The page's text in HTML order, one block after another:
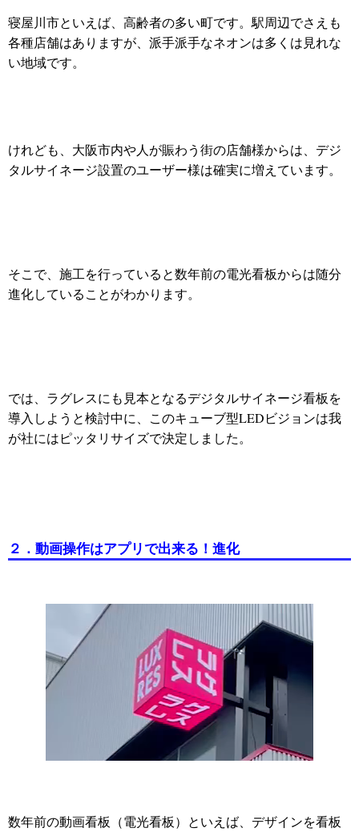
寝屋川市といえば、高齢者の多い町です。駅周辺でさえも
各種店舗はありますが、派手派手なネオンは多くは見れな
い地域です。
けれども、大阪市内や人が賑わう街の店舗様からは、デジ
タルサイネージ設置のユーザー様は確実に増えています。
そこで、施工を行っていると数年前の電光看板からは随分
進化していることがわかります。
では、ラグレスにも見本となるデジタルサイネージ看板を
導入しようと検討中に、このキューブ型LEDビジョンは我
が社にはピッタリサイズで決定しました。
２．動画操作はアプリで出来る！進化
数年前の動画看板（電光看板）といえば、デザインを看板